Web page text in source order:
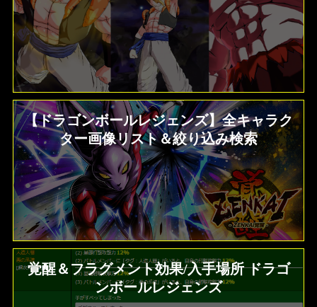
【ドラゴンボールレジェンズ】全キャラク
ター画像リスト＆絞り込み検索
覚醒＆フラグメント効果/入手場所 ドラゴ
ンボールレジェンズ